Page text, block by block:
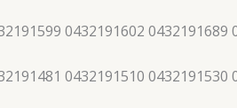
0432191602 0432191689
0432191510 0432191530